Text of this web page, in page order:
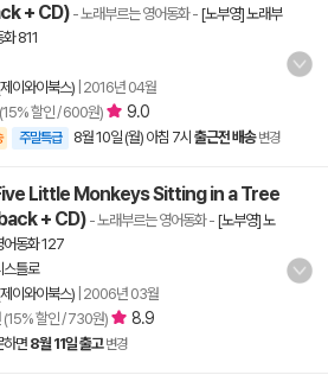
+ CD) - 노래부르는 영어동화- [노부영] 노래부
811
이와이북스) 2016년 04월
할인 / 600원) 9.0
주말특급 8월 10일 (월) 아침 7시 출근전 배송 변경
Little Monkeys Sitting in a Tree
+ CD) - 노래부르는 영어동화- [노부영] 노
어동화 127
스틀로
이와이북스) 2006년 03월
(15% 할인 / 730원) 8.9
하면8월 11일 출고 변경